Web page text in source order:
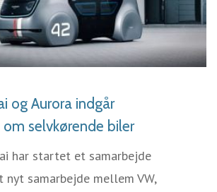
LÆS MERE
og Aurora indgår
selvkørende biler
har startet et samarbejde
nyt samarbejde mellem VW,